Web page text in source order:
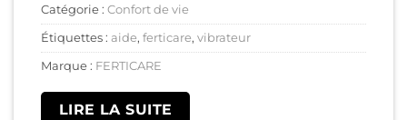
Catégorie : Confort de vie
Étiquettes : aide, ferticare, vibrateur
Marque : FERTICARE
LIRE LA SUITE